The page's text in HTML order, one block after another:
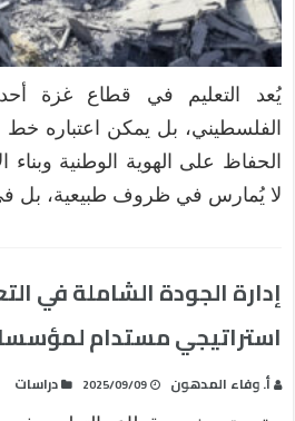
يُعد التعليم في قطاع غزة
الفلسطيني، بل يمكن اعتباره خط
الحفاظ على الهوية الوطنية
لا يُمارس في ظروف طبيعية، بل في
إدارة الجودة الشاملة في
استراتيجي مستدام
أ. وفاء المدهون 2025/09/09 دراسات